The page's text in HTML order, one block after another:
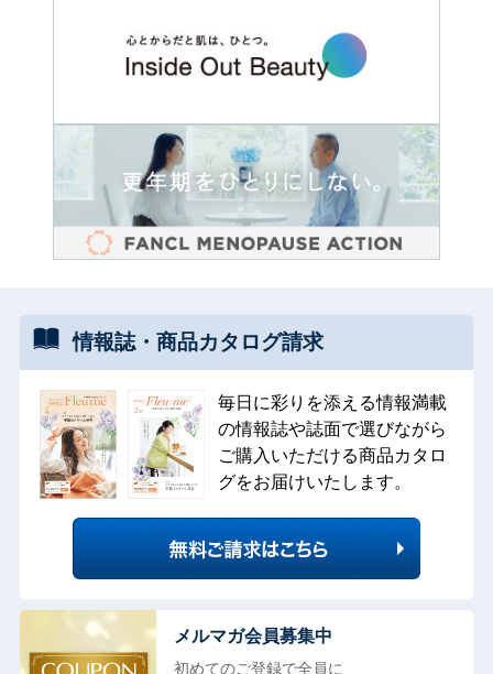
情報誌・ 商品カタログ請求
毎日に彩りを添える情報満載
の情報誌や誌面で選びながら
ご購入いただける商品カタロ
グをお届けいたします。
メルマガ会員募集中
初めてのご登録で全員に